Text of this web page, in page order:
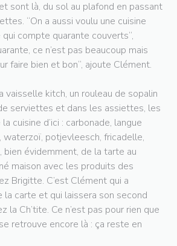
sont là, du sol au plafond en passant
“On a aussi voulu une cuisine
compte quarante couverts“,
ce n’est pas beaucoup mais
faire bien et bon“, ajoute Clément.
vaisselle kitch, un rouleau de sopalin
serviettes et dans les assiettes, les
cuisine d’ici : carbonade, langue
waterzoï, potjevleesch, fricadelle,
bien évidemment, de la tarte au
maison avec les produits des
Brigitte. C’est Clément qui a
carte et qui laissera son second
la Ch’tite. Ce n’est pas pour rien que
retrouve encore là : ça reste en